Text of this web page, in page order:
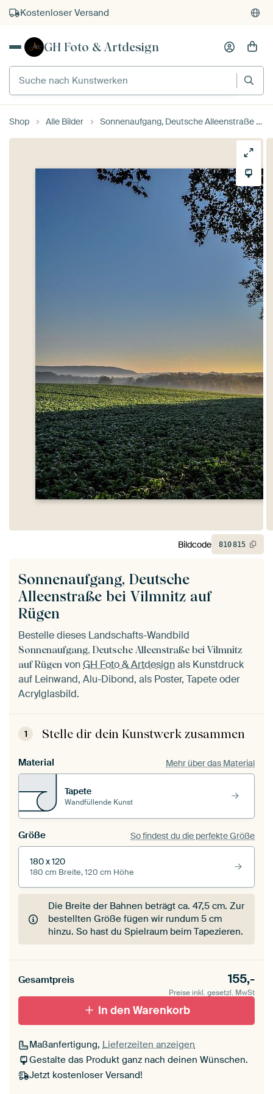
Kostenloser Versand
Kauf auf Rechnung
GH Foto & Artdesign
Suche nach Kunstwerken
Shop Alle Bilder Sonnenaufgang, Deutsche Alleenstraße bei Vilmnitz auf Rügen
Sonnenaufgang, Deutsche
Alleenstraße bei Vilmnitz auf
Rügen
Bestelle dieses Landschafts-Wandbild
Sonnenaufgang, Deutsche Alleenstraße bei Vilmnitz
auf Rügen vonGH Foto & Artdesignals Kunstdruck
auf Leinwand, Alu-Dibond, als Poster, Tapete oder
Acrylglasbild.
1 Stelle dir dein Kunstwerk zusammen
Material Mehr über das Material
Tapete
Wandfüllende Kunst
Größe So findest du die perfekte Größe
180 x 120
180 cm Breite, 120 cm Höhe
Die Breite der Bahnen beträgt ca.47,5 cm. Zur
bestellten Größe fügen wir rundum 5 cm
hinzu. So hast du Spielraum beim Tapezieren.
Gesamtpreis 155,-
Preise inkl. gesetzl. MwSt
In den Warenkorb
Maßanfertigung, Lieferzeiten anzeigen
Gestalte das Produkt ganz nach deinen Wünschen.
Jetzt kostenloser Versand!
Bildcode 810815